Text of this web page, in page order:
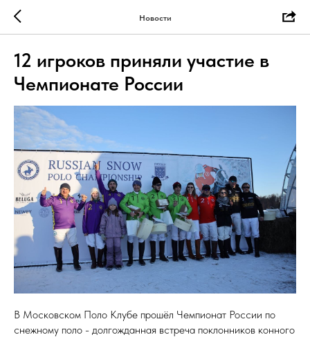
Новости
12 игроков приняли участие в
Чемпионате России
В Московском Поло Клубе прошёл Чемпионат России по
снежному поло - долгожданная встреча поклонников конного